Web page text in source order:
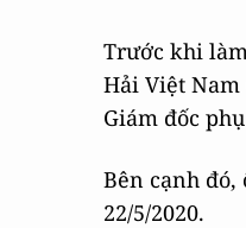
Trước khi
Hải Việt Nam
Giám đốc
Bên cạnh đó,
22/5/2020.